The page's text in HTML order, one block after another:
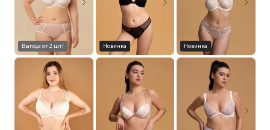
Выгода от 2 шт! Новинка Новинка